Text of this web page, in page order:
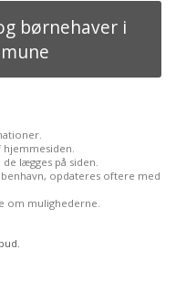
børnehaver i
lægges på siden.
opdateres oftere med
om mulighederne.